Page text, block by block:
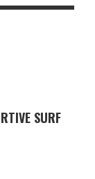
SURF